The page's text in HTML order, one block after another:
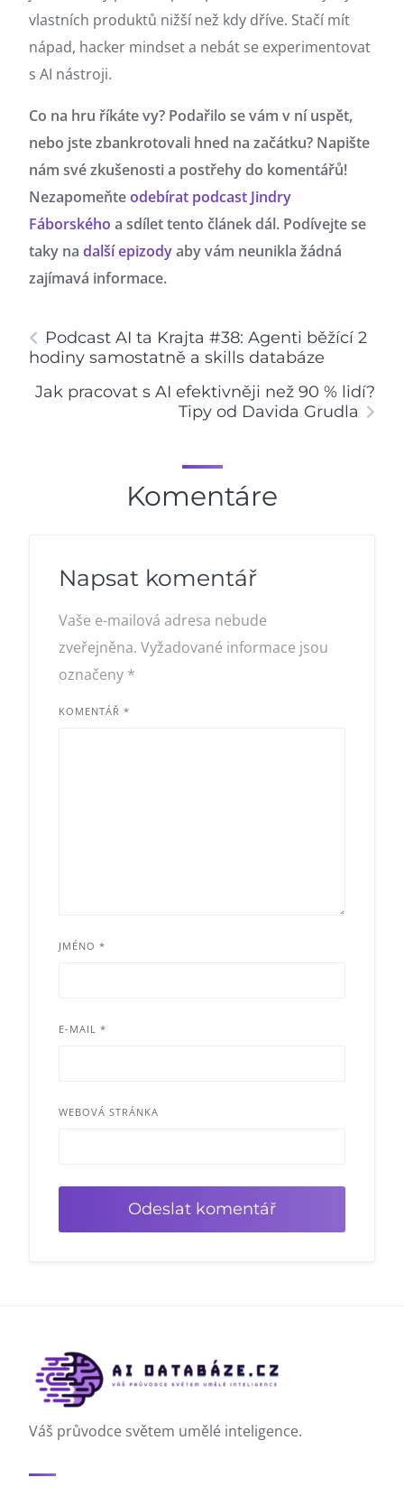
vlastních produktů nižší než kdy dříve. Stačí mít
nápad, hacker mindset a nebát se experimentovat
s AI nástroji.
Co na hru říkáte vy? Podařilo se vám v ní uspět,
nebo jste zbankrotovali hned na začátku? Napište
nám své zkušenosti a postřehy do komentářů!
Nezapomeňteodebírat podcast Jindry
Fáborského a sdílet tento článek dál. Podívejte se
taky na další epizodyaby vám neunikla žádná
zajímavá informace.
Podcast AI ta Krajta #38: Agenti běžící 2
hodiny samostatně a skills databáze
Jak pracovat s AI efektivněji než 90 % lidí?
Tipy od Davida Grudla
Komentáre
Napsat komentář
Vaše e-mailová adresa nebude
zveřejněna. Vyžadované informace jsou
označeny *
KOMENTÁŘ *
JMÉNO *
E-MAIL *
WEBOVÁ STRÁNKA
Váš průvodce světem umělé inteligence.